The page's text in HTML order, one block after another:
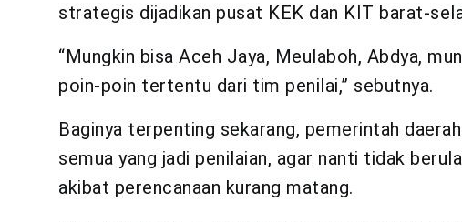
strategis dijadikan pusat KEK dan KIT barat-
“Mungkin bisa Aceh Jaya, Meulaboh, Abdya,
poin-poin tertentu dari tim penilai,” sebutnya.
Baginya terpenting sekarang, pemerintah
semua yang jadi penilaian, agar nanti tidak
akibat perencanaan kurang matang.